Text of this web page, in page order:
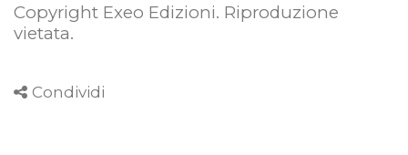
Copyright Exeo Edizioni. Riproduzione
vietata.
Condividi